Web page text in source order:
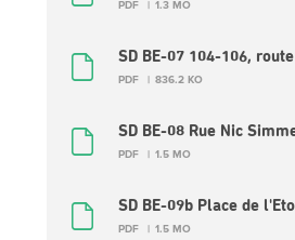
PDF 1.3 MO
SD BE-07 104-106,
PDF 836.2 KO
SD BE-08 Rue Nic
PDF 1.5 MO
SD BE-09b Place de
PDF 1.5 MO